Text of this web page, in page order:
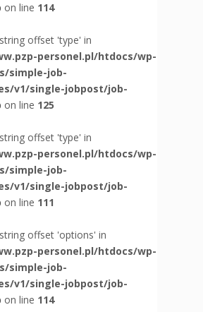
on line 114
offset 'type' in
personel.pl/htdocs/wp-
simple-job-
v1/single-jobpost/job-
on line 125
offset 'type' in
personel.pl/htdocs/wp-
simple-job-
v1/single-jobpost/job-
on line 111
offset 'options' in
personel.pl/htdocs/wp-
simple-job-
v1/single-jobpost/job-
on line 114